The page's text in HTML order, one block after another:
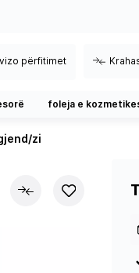
përfitimet
foleja e
zi